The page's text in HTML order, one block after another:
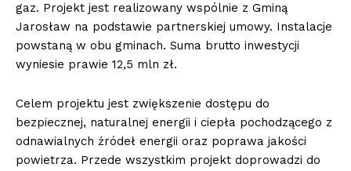
gaz. Projekt jest realizowany wspólnie z Gminą
Jarosław na podstawie partnerskiej umowy. Instalacje
powstaną w obu gminach. Suma brutto inwestycji
wyniesie prawie 12,5 mln zł.
Celem projektu jest zwiększenie dostępu do
bezpiecznej, naturalnej energii i ciepła pochodzącego z
odnawialnych źródeł energii oraz poprawa jakości
powietrza. Przede wszystkim projekt doprowadzi do